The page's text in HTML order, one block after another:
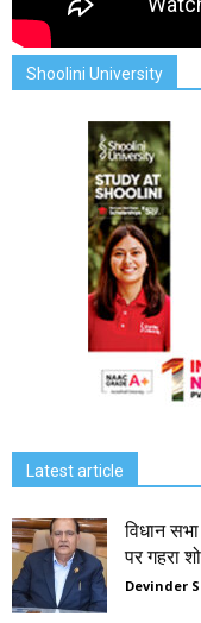
Shoolini University
Latest article
विधान
पर गहरा
Devinder